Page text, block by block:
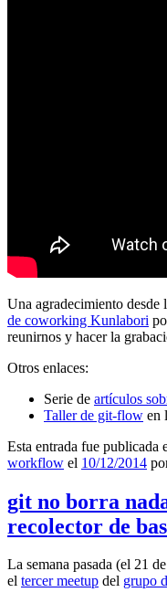
Una agradecimiento desde
de coworking Kunlabori
reunirnos y hacer la
Otros enlaces:
Serie de artículos
Taller de git-flow en
Esta entrada fue publicada
workflow el 10/12/2014
git no borra
recolector de
La semana pasada (el 21
el tercer meetup del grupo